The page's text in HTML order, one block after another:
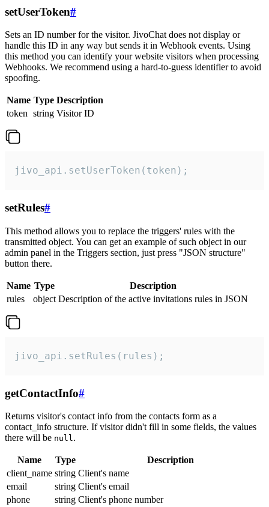
setUserToken#
Sets an ID number for the visitor. JivoChat does not display or
handle this ID in any way but sends it in Webhook events. Using
this method you can identify your website visitors when processing
Webhooks. We recommend using a hard-to-guess identifier to avoid
spoofing.
Name Type Description
token string Visitor ID
jivo_api.setUserToken(token);
setRules#
This method allows you to replace the triggers' rules with the
transmitted object. You can get an example of such object in our
admin panel in the Triggers section, just press "JSON structure"
button there.
Name Type
Description
rules
object Description of the active invitations rules in JSON
jivo_api.setRules(rules);
getContactInfo#
Returns visitor's contact info from the contacts form as a
contact_info structure. If visitor didn't fill in some fields, the values
there will be null.
Name Type
Description
client_name string Client's name
email
string Client's email
phone
string Client's phone number